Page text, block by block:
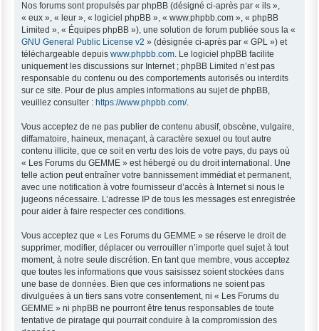
Nos forums sont propulsés par phpBB (désigné ci-après par « ils »,
« eux », « leur », « logiciel phpBB », « www.phpbb.com », « phpBB
Limited », « Équipes phpBB »), une solution de forum publiée sous la «
GNU General Public License v2 » (désignée ci-après par « GPL ») et
téléchargeable depuis www.phpbb.com. Le logiciel phpBB facilite
uniquement les discussions sur Internet ; phpBB Limited n’est pas
responsable du contenu ou des comportements autorisés ou interdits
sur ce site. Pour de plus amples informations au sujet de phpBB,
veuillez consulter : https://www.phpbb.com/.
Vous acceptez de ne pas publier de contenu abusif, obscène, vulgaire,
diffamatoire, haineux, menaçant, à caractère sexuel ou tout autre
contenu illicite, que ce soit en vertu des lois de votre pays, du pays où
« Les Forums du GEMME » est hébergé ou du droit international. Une
telle action peut entraîner votre bannissement immédiat et permanent,
avec une notification à votre fournisseur d’accès à Internet si nous le
jugeons nécessaire. L’adresse IP de tous les messages est enregistrée
pour aider à faire respecter ces conditions.
Vous acceptez que « Les Forums du GEMME » se réserve le droit de
supprimer, modifier, déplacer ou verrouiller n’importe quel sujet à tout
moment, à notre seule discrétion. En tant que membre, vous acceptez
que toutes les informations que vous saisissez soient stockées dans
une base de données. Bien que ces informations ne soient pas
divulguées à un tiers sans votre consentement, ni « Les Forums du
GEMME » ni phpBB ne pourront être tenus responsables de toute
tentative de piratage qui pourrait conduire à la compromission des